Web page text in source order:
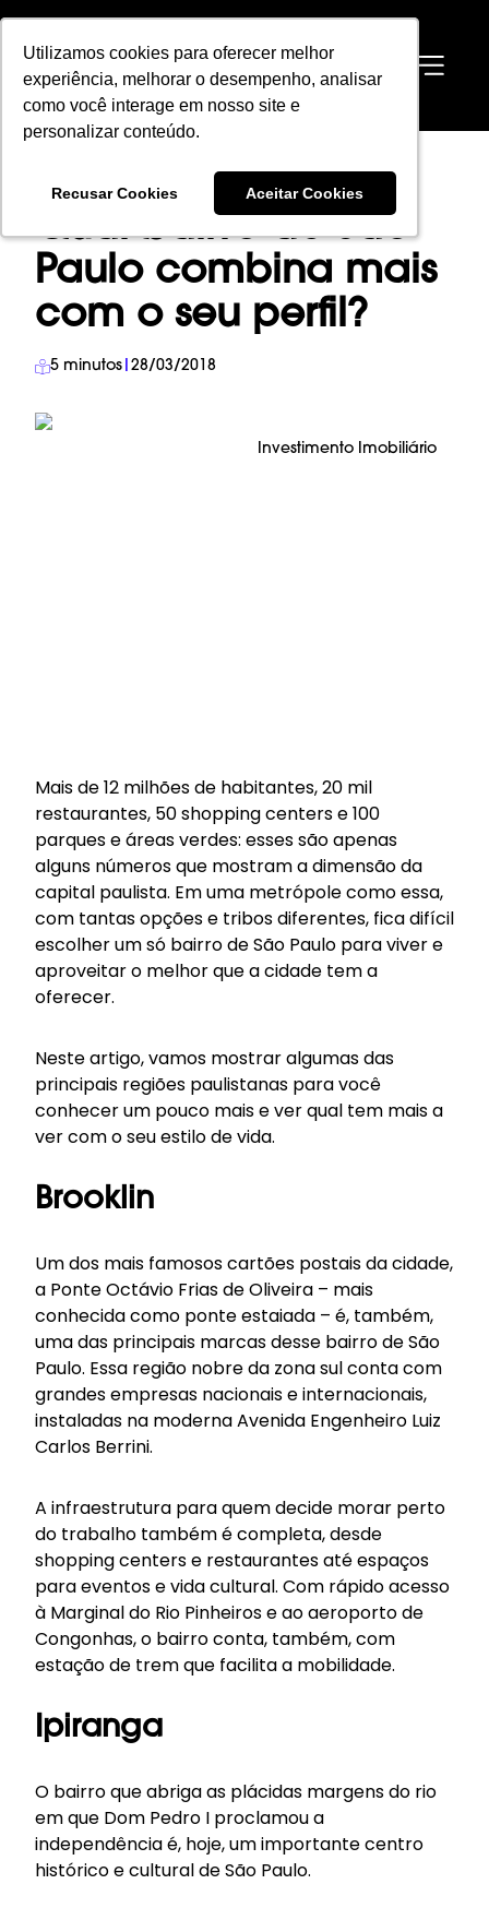
Utilizamos cookies para oferecer melhor
experiência, melhorar o desempenho, analisar
como você interage em nosso site e
personalizar conteúdo.
Recusar Cookies Aceitar Cookies
Utilizamos cookies para oferecer melhor
experiência, melhorar o desempenho, analisar
como você interage em nosso site e
personalizar conteúdo.
Recusar Cookies Aceitar Cookies
EN
INVESTIMENTO IMOBILIÁRIO
→
QUAL BAIRRO DE SÃO PAULO COMBINA MAIS COM O SEU PERFIL?
Qual bairro de São
Paulo combina mais
com o seu perfil?
5 minutos 28/03/2018
Investimento Imobiliário
Mais de 12 milhões de habitantes, 20 mil
restaurantes, 50 shopping centers e 100
parques e áreas verdes: esses são apenas
alguns números que mostram a dimensão da
capital paulista. Em uma metrópole como essa,
com tantas opções e tribos diferentes, fica difícil
escolher um só bairro de São Paulo para viver e
aproveitar o melhor que a cidade tem a
oferecer.
Neste artigo, vamos mostrar algumas das
principais regiões paulistanas para você
conhecer um pouco mais e ver qual tem mais a
ver com o seu estilo de vida.
Brooklin
Um dos mais famosos cartões postais da cidade,
a Ponte Octávio Frias de Oliveira – mais
conhecida como ponte estaiada – é, também,
uma das principais marcas desse bairro de São
Paulo. Essa região nobre da zona sul conta com
grandes empresas nacionais e internacionais,
instaladas na moderna Avenida Engenheiro Luiz
Carlos Berrini.
A infraestrutura para quem decide morar perto
do trabalho também é completa, desde
shopping centers e restaurantes até espaços
para eventos e vida cultural. Com rápido acesso
à Marginal do Rio Pinheiros e ao aeroporto de
Congonhas, o bairro conta, também, com
estação de trem que facilita a mobilidade.
Ipiranga
O bairro que abriga as plácidas margens do rio
em que Dom Pedro I proclamou a
independência é, hoje, um importante centro
histórico e cultural de São Paulo.